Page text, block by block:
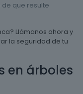
que resulte
Llámanos ahora y
la seguridad de tu
en árboles